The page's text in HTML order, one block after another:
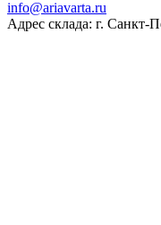
ur.atravaira@ofni
Адрес склада: г. Санкт-